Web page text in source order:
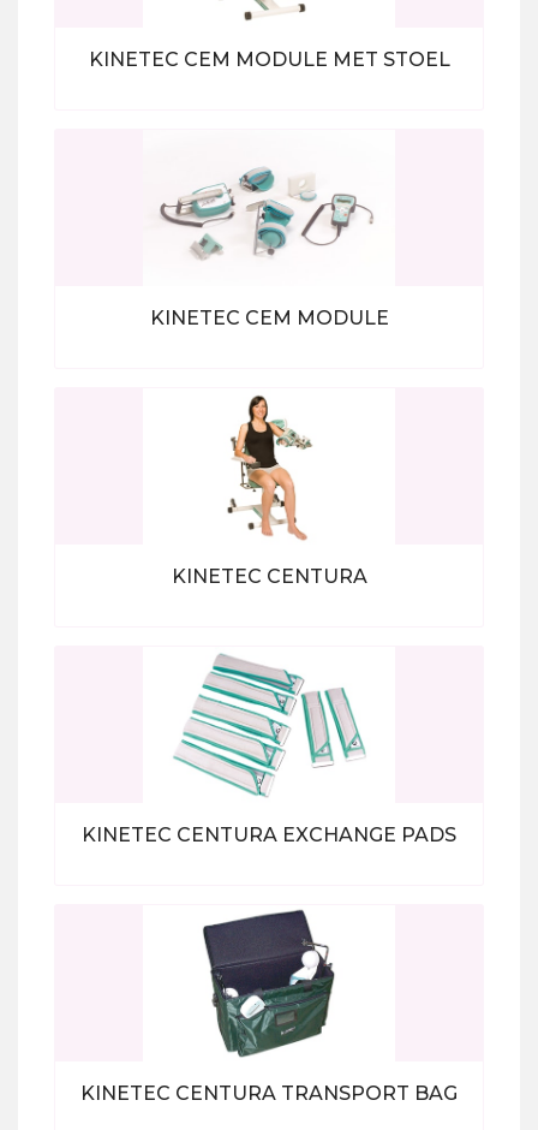
KINETEC CEM MODULE MET STOEL
KINETEC CEM MODULE
Bekijk alle producten
KINETEC CENTURA
Bekijk alle producten
KINETEC CENTURA EXCHANGE PADS
Bekijk alle producten
KINETEC CENTURA TRANSPORT BAG